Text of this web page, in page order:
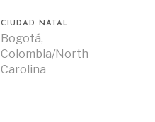
CIUDAD NATAL
Bogotá,
Colombia/North
Carolina